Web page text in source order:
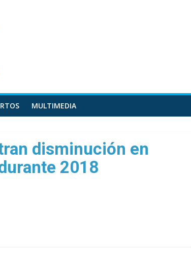
MULTIMEDIA
disminución en
2018